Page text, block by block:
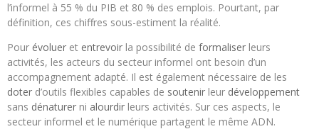
l’informel à 55 % du PIB et 80 % des emplois. Pourtant, par
définition, ces chiffres sous-estiment la réalité.
Pour évoluer et entrevoir la possibilité de formaliser leurs
activités, les acteurs du secteur informel ont besoin d’un
accompagnement adapté. Il est également nécessaire de les
doter d’outils flexibles capables de soutenir leur développement
sans dénaturer ni alourdir leurs activités. Sur ces aspects, le
secteur informel et le numérique partagent le même ADN.